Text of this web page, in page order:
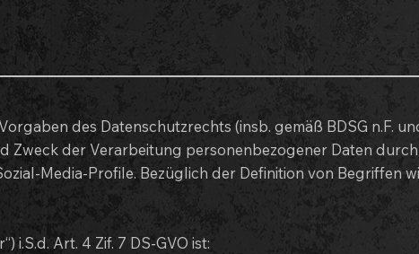
des Datenschutzrechts (insb. gemäß BDSG n.F.
Zweck der Verarbeitung personenbezogener Daten
Media-Profile. Bezüglich der Definition von Begriffen
Art. 4 Zif. 7 DS-GVO ist: